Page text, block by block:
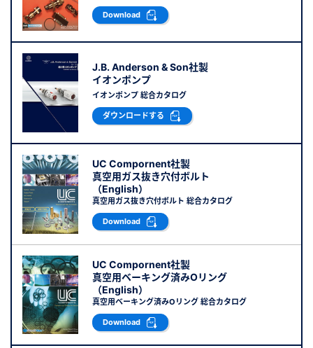
※パスワードをお忘れの方は、パスワード再発行ページ
※メールアドレスを忘れた方は、お問い合わせページ
Download
J.B. Anderson & Son社製
イオンポンプ
イオンポンプ 総合カタログ
ダウンロードする
UC Compornent社製
真空用ガス抜き穴付ボルト
（English）
真空用ガス抜き穴付ボルト 総合カタログ
Download
UC Compornent社製
真空用ベーキング済みOリング
（English）
真空用ベーキング済みOリング 総合カタログ
Download